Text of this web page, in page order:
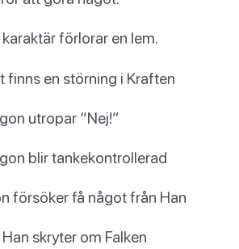
förlorar en lem.
finns en störning i Kraften
utropar “Nej!”
blir tankekontrollerad
försöker få något från Han
skryter om Falken